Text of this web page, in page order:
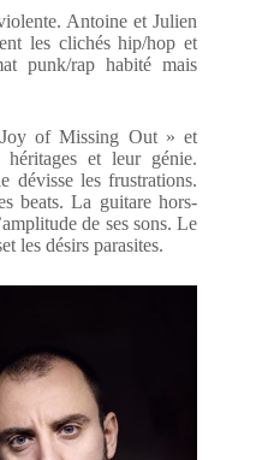
Antoine et Julien
les clichés hip/hop et
punk/rap habité mais
of Missing Out » et
héritages et leur génie.
dévisse les frustrations.
beats. La guitare hors-
de ses sons. Le
les désirs parasites.